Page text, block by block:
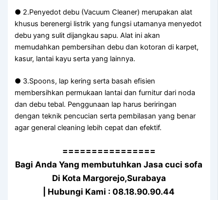
● 2.Penyedot debu (Vacuum Cleaner) merupakan alat
khusus berenergi listrik yang fungsi utamanya menyedot
debu yang sulit dijangkau sapu. Alat ini akan
memudahkan pembersihan debu dan kotoran di karpet,
kasur, lantai kayu serta yang lainnya.
● 3.Spoons, lap kering serta basah efisien
membersihkan permukaan lantai dan furnitur dari noda
dan debu tebal. Penggunaan lap harus beriringan
dengan teknik pencucian serta pembilasan yang benar
agar general cleaning lebih cepat dan efektif.
================
Bagi Anda Yang membutuhkan Jasa cuci sofa
Di Kota Margorejo,Surabaya
| Hubungi Kami : 08.18.90.90.44